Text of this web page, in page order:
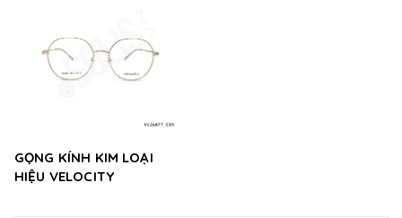
GỌNG KÍNH KIM LOẠI
HIỆU VELOCITY